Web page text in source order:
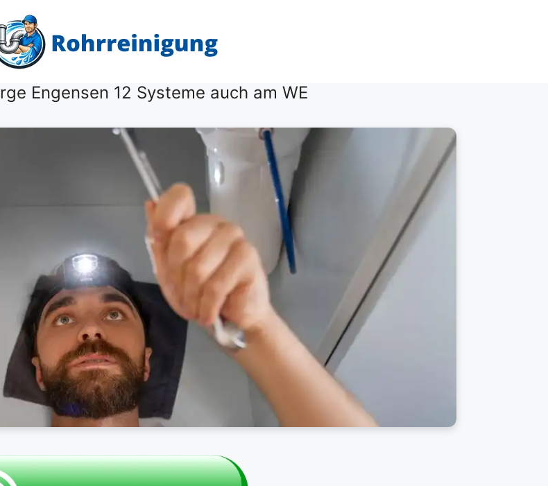
Engensen 12 Systeme auch am WE